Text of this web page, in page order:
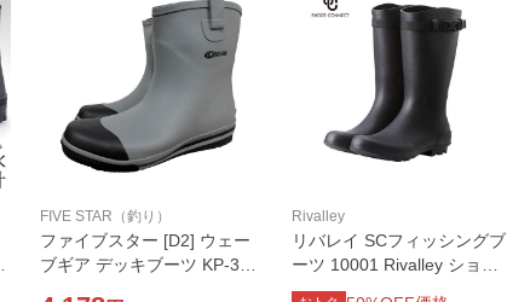
FIVE STAR（釣り）
ファイブスター [D2] ウェー
ブギア デッキブーツ KP-301
Rivalley
リバレイ SCフィッシングブ
ーツ 10001 Rivalley ショア
コネクト